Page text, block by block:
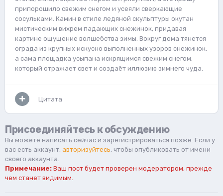
припорошило свежим снегом и усеяли сверкающие
сосульками. Камин в стиле ледяной скульптуры окутан
мистическим вихрем падающих снежинок, придавая
картине ощущение волшебства зимы. Вокруг дома тянется
ограда из крупных искусно выполненных узоров снежинок,
а сама площадка усыпана искрящимся свежим снегом,
который отражает свет и создаёт иллюзию зимнего чуда.
Цитата
Присоединяйтесь к обсуждению
Вы можете написать сейчас и зарегистрироваться позже. Если у
вас есть аккаунт, авторизуйтесь, чтобы опубликовать от имени
своего аккаунта.
Примечание: Ваш пост будет проверен модератором, прежде
чем станет видимым.